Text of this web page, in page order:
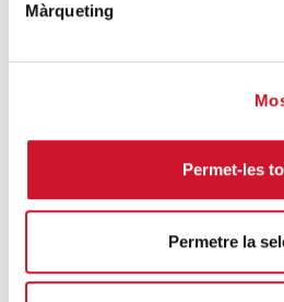
Màrqueting
Permet-les
Permetre la
Una vida difícil
L’últim dissabte en família
nostra comunitat
SEGUEIX LLEGINT